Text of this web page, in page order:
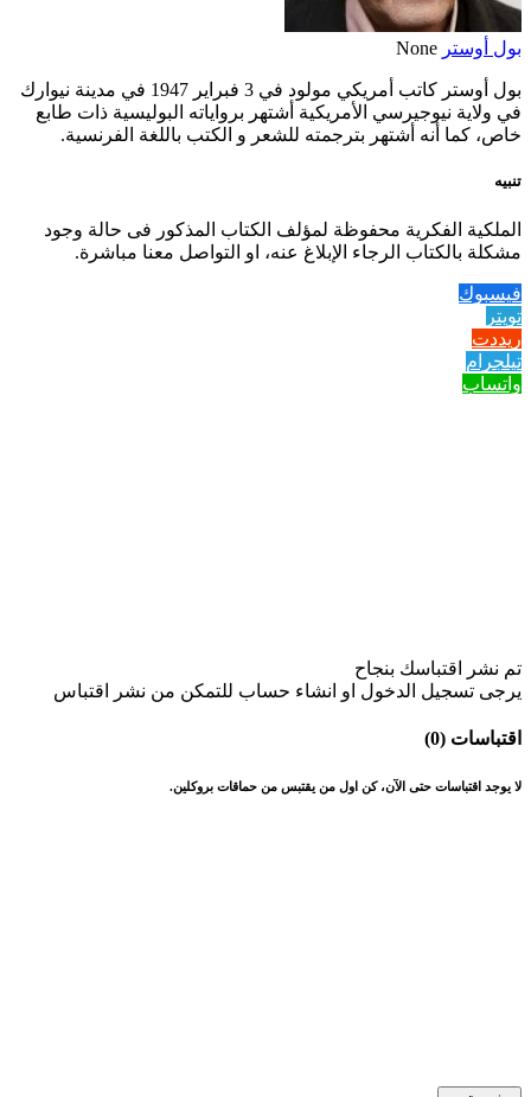
بول أوستر None
بول أوستر كاتب أمريكي مولود في 3 فبراير 1947 في مدينة نيوارك
في ولاية نيوجيرسي الأمريكية أشتهر برواياته البوليسية ذات طابع
خاص، كما أنه أشتهر بترجمته للشعر و الكتب باللغة الفرنسية.
تنبيه
الملكية الفكرية محفوظة لمؤلف الكتاب المذكور فى حالة وجود
مشكلة بالكتاب الرجاء الإبلاغ عنه، او التواصل معنا مباشرة.
فيسبوك
تويتر
ريددت
تيلجرام
واتساب
تم نشر اقتباسك بنجاح
يرجى تسجيل الدخول او انشاء حساب للتمكن من نشر اقتباس
اقتباسات (0)
لا يوجد اقتباسات حتى الآن، كن اول من يقتبس من حماقات بروكلين.